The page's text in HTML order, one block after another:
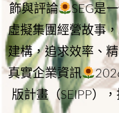
飾與評論
SEG是
虛擬集團經營故事
建構，追求效率、
真實企業資訊
版計畫（SEIPP）